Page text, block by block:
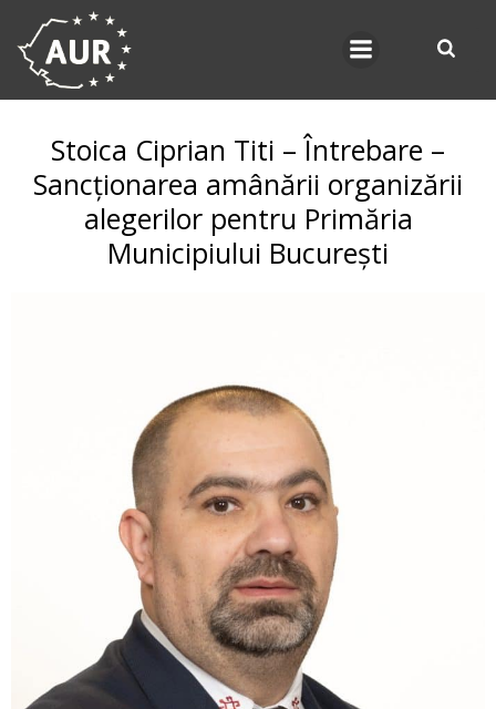
Stoica Ciprian Titi – Întrebare –
Sancționarea amânării organizării
alegerilor pentru Primăria
Municipiului București